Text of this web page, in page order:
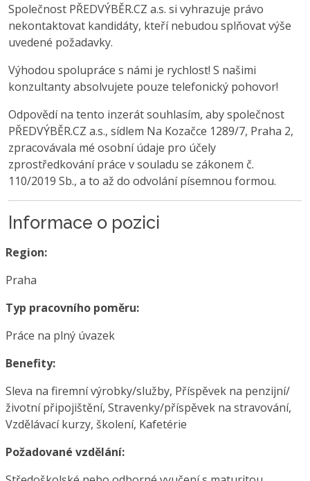
Společnost PŘEDVÝBĚR.CZ a.s. si vyhrazuje právo
nekontaktovat kandidáty, kteří nebudou splňovat výše
uvedené požadavky.
Výhodou spolupráce s námi je rychlost! S našimi
konzultanty absolvujete pouze telefonický pohovor!
Odpovědí na tento inzerát souhlasím, aby společnost
PŘEDVÝBĚR.CZ a.s., sídlem Na Kozačce 1289/7, Praha 2,
zpracovávala mé osobní údaje pro účely
zprostředkování práce v souladu se zákonem č.
110/2019 Sb., a to až do odvolání písemnou formou.
Informace o pozici
Region:
Praha
Typ pracovního poměru:
Práce na plný úvazek
Benefity:
Sleva na firemní výrobky/služby, Příspěvek na penzijní/
životní připojištění, Stravenky/příspěvek na stravování,
Vzdělávací kurzy, školení, Kafetérie
Požadované vzdělání: